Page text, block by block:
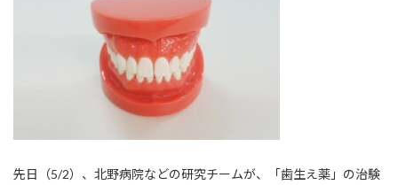
先日（5/2）、北野病院などの研究チームが、「歯生え薬」の治験